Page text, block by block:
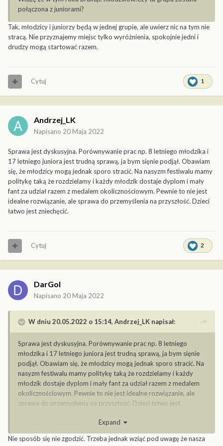
2. Warunkiem uczestnictwa w Konkursie jest wypełnienie karty
3. Zgłoszenie modelu do konkursu jest równoznaczne z
akceptacją regulaminu.
4. Uczestnik zawodów może zgłosić dowolną ilość w każdej
najwyżej punktowany model następnego modelarza.
5. Organizatorzy nie przewidują opłat startowych.
6. Organizatorzy nie przewidują ubezpieczenia modeli,
uczestników i zwiedzających.
7. Modele dostarczane i odbierane są na własny koszt
uczestników.
8. Organizatorzy zastrzegają sobie prawo łączenia klas i kategorii
Analogicznie, w przypadku dużej ilości modeli w danej klasie
organizatorzy zastrzegają sobie prawo do dzielenia takich klas
startowych.
9. Dokumentacja modelarska nie jest wymagana. Zgłoszony
model może być jednak zaopatrzony w dokumentację, którą
mogą stanowić: instrukcja budowy i malowania zawarta w
zestawie lub dodatkowe materiały dokumentujące wykonane w
10. W przypadku wątpliwości, co do autorstwa modelu,
Podział na grupy wiekowe
1. We wszystkich klasach konkurs rozegrany zostanie w
S- senior (zawodnicy powyżej lat 18.)
Kategorie konkursowe
Konkurs modeli kartonowych MK
KST-samoloty tłokowe wszystkie skale
KSO- samoloty odrzutowe wszystkie skale
KS.C.- szybowce wszystkie skale
KH- śmigłowce wszystkie skale
KK.S.- kosmiczne i sf wszystkie skale
KPK-2 pojazdy kołowe cywilne wszystkie skale
KPG- pojazdy gąsienicowe wszystkie skale
połączona z juniorami?
Tak, młodzicy i juniorzy będą w jednej grupie, ale uwierz nic na tym nie
stracą. Nie przyznajemy miejsc tylko wyróżnienia, spokojnie jedni i
drudzy mogą startować razem.
1
Cytuj
Andrzej_LK
Napisano 20 Maja 2022
Sprawa jest dyskusyjna. Porównywanie prac np. 8 letniego młodzika i
17 letniego juniora jest trudną sprawą, ja bym sięnie podjął. Obawiam
się, że młodzicy mogą jednak sporo stracić. Na nasyzm festiwalu mamy
politykę taką że rozdzielamy i każdy młodzik dostaje dyplom i mały
fant za udział razem z medalem okolicznościowym. Pewnie to nie jest
idealne rozwiązanie, ale sprawa do przemyślenia na przyszłość. Dzieci
łatwo jest zniechęcić.
2
Cytuj
DarGol
Napisano 20 Maja 2022
W dniu 20.05.2022 o 15:14, Andrzej_LK napisał:
Sprawa jest dyskusyjna. Porównywanie prac np. 8 letniego
młodzika i 17 letniego juniora jest trudną sprawą, ja bym sięnie
podjął. Obawiam się, że młodzicy mogą jednak sporo stracić. Na
nasyzm festiwalu mamy politykę taką że rozdzielamy i każdy
młodzik dostaje dyplom i mały fant za udział razem z medalem
okolicznościowym. Pewnie to nie jest idealne rozwiązanie, ale
sprawa do przemyślenia na przyszłość. Dzieci łatwo jest
Expand
Nie sposób się nie zgodzić. Trzeba jednak wziąć pod uwagę że nasza